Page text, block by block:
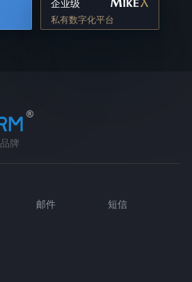
企业级
私有数字化平台
牌
邮件
短信